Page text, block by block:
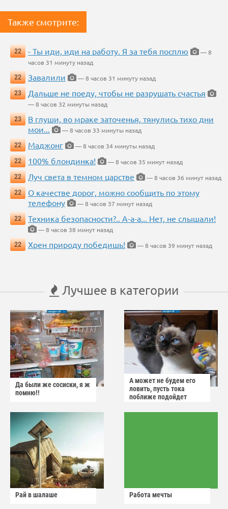
Также смотрите:
22 - Ты иди, иди на работу. Я за тебя посплю
— 8
часов 31 минуту назад
22
Завалили
— 8 часов 31 минуту назад
23
Дальше не поеду, чтобы не разрушать счастья
— 8 часов 32 минуты назад
23
В глуши, во мраке заточенья, тянулись тихо дни
мои...
— 8 часов 33 минуты назад
22
Маджонг
— 8 часов 34 минуты назад
22
100% блондинка!
— 8 часов 35 минут назад
22
Луч света в темном царстве
— 8 часов 36 минут назад
22
О качестве дорог, можно сообщить по этому
телефону
— 8 часов 37 минут назад
22
Техника безопасности?.. А-а-а... Нет, не слышали!
— 8 часов 38 минут назад
22
Хрен природу победишь! — 8 часов 39 минут назад
Лучшее в категории
Да были же сосиски, я ж
помню!!
А может не будем его
ловить, пусть тока
поближе подойдет
Рай в шалаше Работа мечты